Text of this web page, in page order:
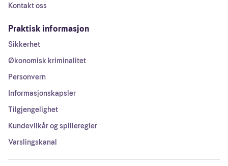
Kontakt oss
Praktisk informasjon
Sikkerhet
Økonomisk kriminalitet
Personvern
Informasjonskapsler
Tilgjengelighet
Kundevilkår og spilleregler
Varslingskanal